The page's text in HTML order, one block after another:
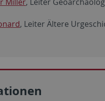
, Leiter Ältere